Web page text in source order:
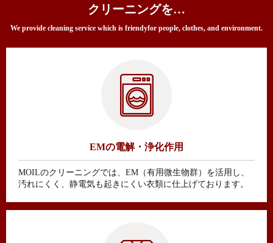
短縮営業のご案内
2025/08/04
クリーニングを…
We provide cleaning service which is friendyfor people, clothes, and environment.
EMの電解・浄化作用
MOILのクリーニングでは、EM（有用微生物群）を活用し、
汚れにくく、静電気も起きにくい衣類に仕上げております。